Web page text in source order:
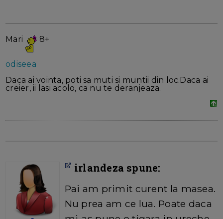
Mari 8+
odiseea
Daca ai vointa, poti sa muti si muntii din loc.Daca ai
creier, ii lasi acolo, ca nu te deranjeaza.
irlandeza spune:
Pai am primit curent la masea.
Nu prea am ce lua. Poate daca